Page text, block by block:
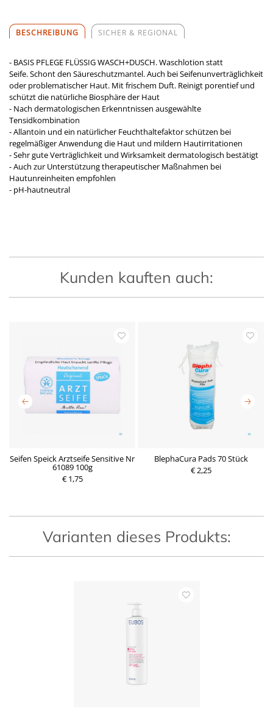
BESCHREIBUNG SICHER & REGIONAL
- BASIS PFLEGE FLÜSSIG WASCH+DUSCH. Waschlotion statt
Seife. Schont den Säureschutzmantel. Auch bei Seifenunverträglichkeit
oder problematischer Haut. Mit frischem Duft. Reinigt porentief und
schützt die natürliche Biosphäre der Haut
- Nach dermatologischen Erkenntnissen ausgewählte
Tensidkombination
- Allantoin und ein natürlicher Feuchthaltefaktor schützen bei
regelmäßiger Anwendung die Haut und mildern Hautirritationen
- Sehr gute Verträglichkeit und Wirksamkeit dermatologisch bestätigt
- Auch zur Unterstützung therapeutischer Maßnahmen bei
Hautunreinheiten empfohlen
- pH-hautneutral
Kunden kauften auch:
Seifen Speick Arztseife Sensitive Nr
61089 100g
€ 1,75
BlephaCura Pads 70 Stück
€ 2,25
Varianten dieses Produkts: